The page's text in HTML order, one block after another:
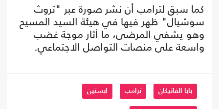
كما سبق لترامب أن نشر صورة عبر "تروث
سوشيال" ظهر فيها في هيئة السيد المسيح
وهو يشفي المرضى، ما أثار موجة غضب
واسعة على منصات التواصل الاجتماعي.
بابا الفاتيكان ترامب ابستين